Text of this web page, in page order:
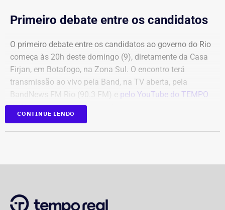
Primeiro debate entre os candidatos
O primeiro debate entre os candidatos ao governo do Rio
começa às 20h deste domingo (9), diretamente da Casa
Firjan, em Botafogo, na Zona Sul. O encontro terá
transmissão ao vivo pela Band, na TV aberta, pela
BandNews FM Rio (90.3 FM) e pelo YouTube do TEMPO
REAL, em parceria com a emissora.
Participam do debate André Marinho (Novo), Anthony
O público também poderá acompanhar a cobertura
especial do TEMPO REAL pelo Instagram do portal, com
CONTINUE LENDO